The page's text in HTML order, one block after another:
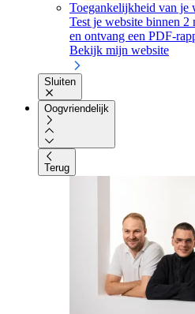
Toegankelijkheid van je
Test je website binnen
en ontvang een PDF-
Bekijk mijn website
Sluiten
Oogvriendelijk
Terug